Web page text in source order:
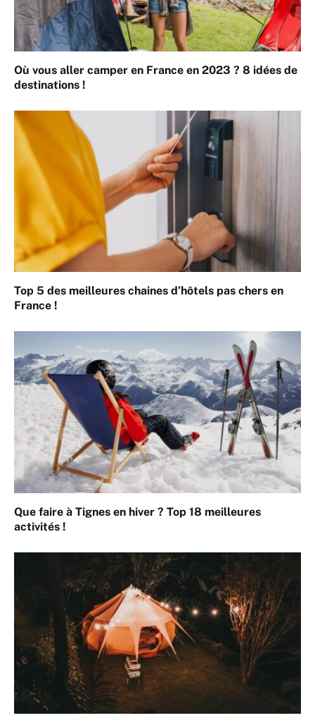
Où vous aller camper en France en 2023 ? 8 idées de
destinations !
Top 5 des meilleures chaines d’hôtels pas chers en
France !
Que faire à Tignes en hiver ? Top 18 meilleures
activités !